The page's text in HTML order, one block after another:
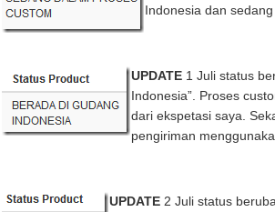
Indonesia dan
UPDATE 1 Juli status
Indonesia”. Proses
dari ekspetasi saya.
pengiriman
UPDATE 2 Juli status